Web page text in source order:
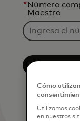
* Número
Maestro
Cómo
Utilizamos
en nuestros